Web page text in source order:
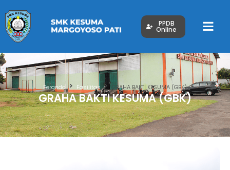
PPDB
Online
Beranda Fasilitas GRAHA BAKTI KESUMA (GBK)
GRAHA BAKTI KESUMA (GBK)